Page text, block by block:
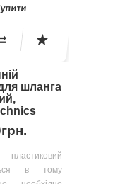
шланга
в тому